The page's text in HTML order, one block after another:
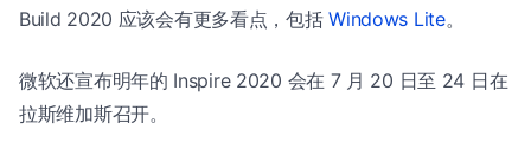
Build 2020 应该会有更多看点，包括Windows Lite。
微软还宣布明年的 Inspire 2020 会在 7 月 20 日至 24 日在
拉斯维加斯召开。